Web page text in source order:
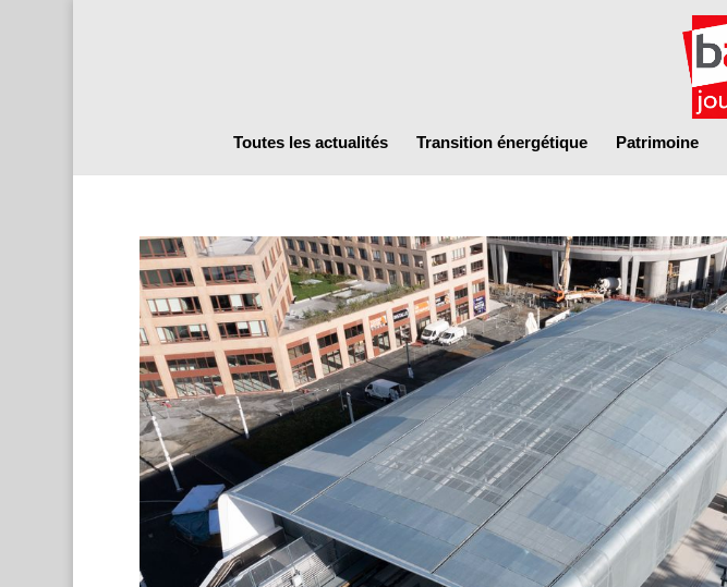
Toutes les actualités Transition énergétique Patrimoine